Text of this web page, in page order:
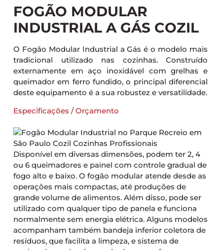
FOGÃO MODULAR
INDUSTRIAL A GÁS COZIL
O Fogão Modular Industrial a Gás é o modelo mais
tradicional utilizado nas cozinhas. Construído
externamente em aço inoxidável com grelhas e
queimador em ferro fundido, o principal diferencial
deste equipamento é a sua robustez e versatilidade.
Especificações / Orçamento
Disponível em diversas dimensões, podem ter 2, 4
ou 6 queimadores e painel com controle gradual de
fogo alto e baixo. O fogão modular atende desde as
operações mais compactas, até produções de
grande volume de alimentos. Além disso, pode ser
utilizado com qualquer tipo de panela e funciona
normalmente sem energia elétrica. Alguns modelos
acompanham também bandeja inferior coletora de
resíduos, que facilita a limpeza, e sistema de